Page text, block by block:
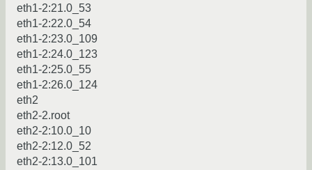
eth1-2:21.0_53
eth1-2:22.0_54
eth1-2:23.0_109
eth1-2:24.0_123
eth1-2:25.0_55
eth1-2:26.0_124
eth2
eth2-2.root
eth2-2:10.0_10
eth2-2:12.0_52
eth2-2:13.0_101